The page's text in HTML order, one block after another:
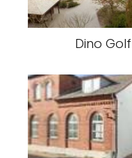
Dino